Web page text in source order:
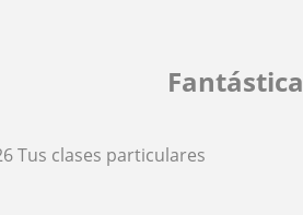
Fantástica
Tus clases particulares